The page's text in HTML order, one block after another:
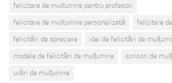
felicitare de multumire pentru profesori
felicitare de multumire personalizată
felicitare
felicitări de apreciere
idei de felicitări de
modele de felicitări de mulțumire
scrisori de
urări de mulțumire